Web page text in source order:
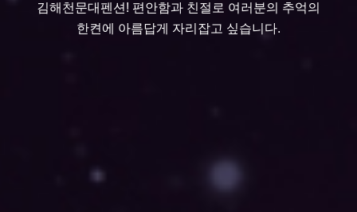
김해천문대펜션! 편안함과 친절로 여러분의 추억의
한켠에 아름답게 자리잡고 싶습니다.